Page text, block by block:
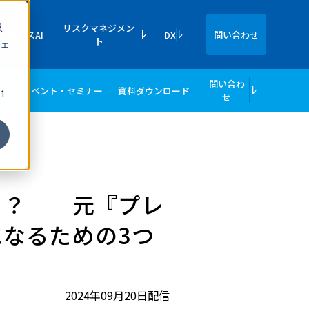
エンスAI
リスクマネジメン
ト
DX 問い合わせ
イベント・セミナー 資料ダウンロード
問い合わ
せ
？ 元『プレ
るための3つ
2024年09月20日配信